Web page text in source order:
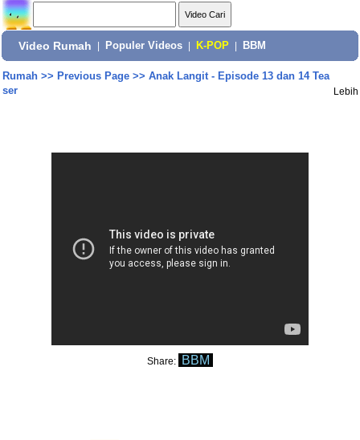
Video Rumah Populer Videos K-POP BBM
Rumah>> Previous Page>> Anak Langit - Episode 13 dan 14 Tea
ser
Lebih
Share: BBM